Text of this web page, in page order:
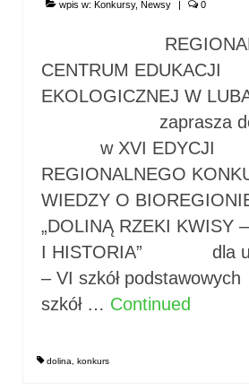
wpis w: Konkursy, Newsy | 0
CENTRUM EDUKACJI
EKOLOGICZNEJ W
zaprasza do
w XVI EDYCJI
REGIONALNEGO
WIEDZY O
„DOLINĄ RZEKI KWISY
I HISTORIA” dla
– VI szkół
szkół … Continued
dolina konkurs